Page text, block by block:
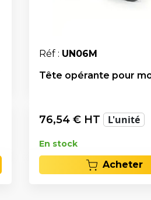
Réf : UN06M
Tête opérante pour
76,54 € HT L'unité
En stock
Acheter